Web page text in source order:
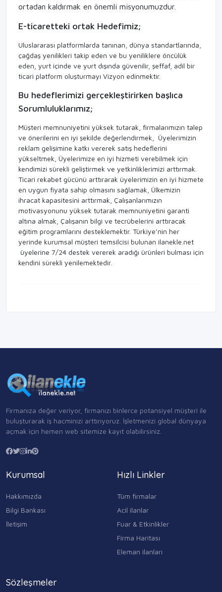
ortadan kaldırmak en önemli misyonumuzdur.
E-ticaretteki ortak Hedefimiz;
Uluslararası platformlarda tanınan, dünya standartlarında,
çağdaş yenilikleri takip eden ve bu yeniliklere öncülük
eden, yurt içinde ve yurt dışında güvenilir, şeffaf, adil bir
ticari platform oluşturmayı Vizyon edinmektir.
Bu hedeflerimizi gerçekleştirirken başlıca
Sorumluluklarımız;
Müşteri memnuniyetini yüksek tutarak, firmalarımızın talep
ve önerilerini en iyi şekilde değerlendirmek, Üyelerimizin
reklam gelişimine katkı vererek satış hedeflerini
yükseltmek, Üyelerimize en iyi hizmeti verebilmek için
kendimizi sürekli geliştirmek ve yetkinliklerimizi arttırmak.
Ticari rekabet gücünü arttırarak üyelerimizin en iyi hizmete
en uygun fiyata sahip olmasını sağlamak, Ülkemizin
ihracat kapasitesini arttırmak, Çalışanlarımızın
motivasyonunu yüksek tutarak memnuniyetini garanti
altına almak, Çalışanın bilgi ve tecrübelerini arttıracak
eğitim programlarını desteklemektir. Türkiye’nin her
yerinde kurumsal müşteri temsilcisi bulunan ilanekle.net
üyelerine 7/24 destek vererek aradığı ürünleri bulması için
kendini sürekli yenilemektedir.
Firmanıza değer veriyor, firmanızı binlerce potansiyel müşteri ile
buluşturarak iş hacminizi arttırıyoruz. İşletmenizi global dünyaya
açmak için hemen web sitemize kayıt olabilirsiniz.
Kurumsal
Hakkımızda
Bilgi Bankası
İletişim
Hızlı Linkler
Tüm firmalar
Acil ilanlar
Fuar & Etkinlikler
Firma Haritası
Eleman ilanları
Sözleşmeler